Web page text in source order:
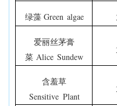
绿藻 Green algae
爱丽丝茅膏
菜 Alice Sundew
含羞草
Sensitive Plant